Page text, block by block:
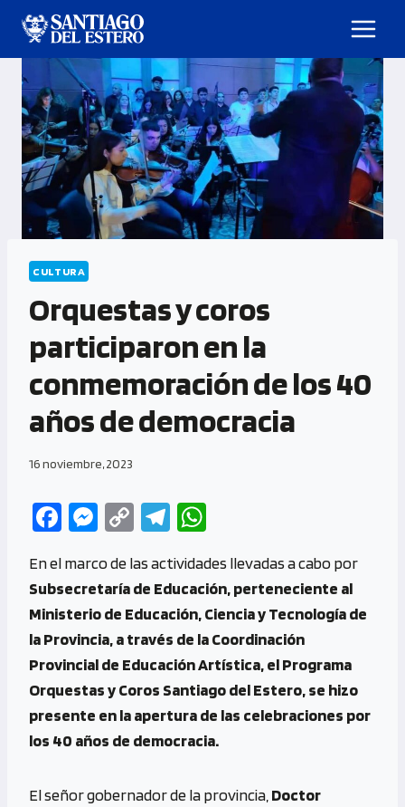
CULTURA
Orquestas y coros
participaron en la
conmemoración de los 40
años de democracia
16 noviembre, 2023
Fa
b
o
o
k
M
se
n
g
er
C
py
Li
n
k
Te
gr
a
m
at
s
A
p
p
En el marco de las actividades llevadas a cabo por
Subsecretaría de Educación, perteneciente al
Ministerio de Educación, Ciencia y Tecnología de
la Provincia, a través de la Coordinación
Provincial de Educación Artística, el Programa
Orquestas y Coros Santiago del Estero, se hizo
presente en la apertura de las celebraciones por
los 40 años de democracia.
El señor gobernador de la provincia, Doctor